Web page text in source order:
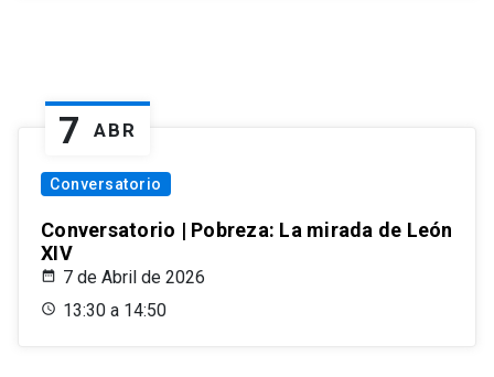
7 ABR
Conversatorio
Conversatorio | Pobreza: La mirada de León
XIV
7 de Abril de 2026
13:30 a 14:50